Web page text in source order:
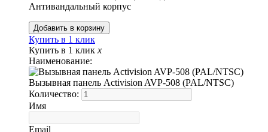
Антивандальный корпус
Купить в 1 клик
Купить в 1 клик x
Наименование:
Вызывная панель Activision AVP-508 (PAL/NTSC)
Количество:
Имя
Email